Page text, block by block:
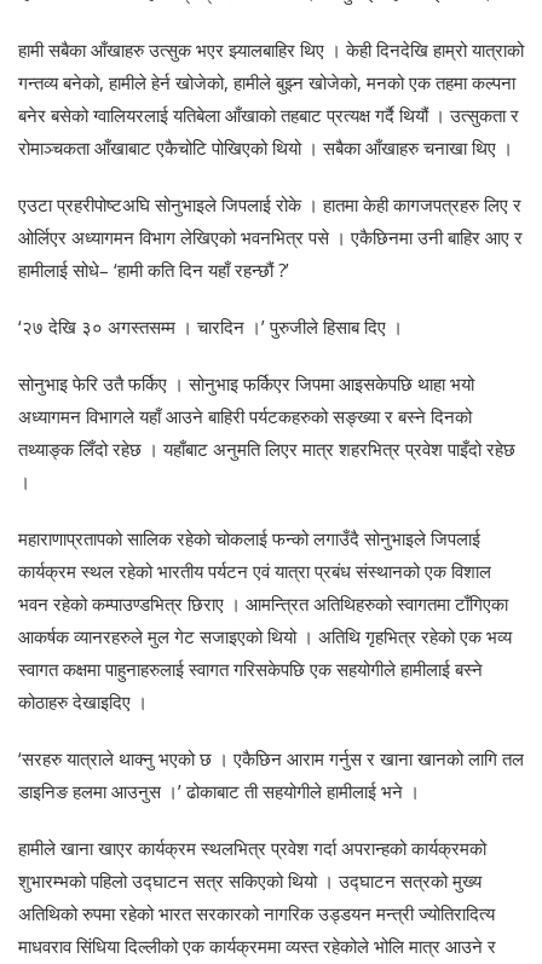
हामी सबैका आँखाहरु उत्सुक भएर झ्यालबाहिर थिए । केही दिनदेखि हाम्रो यात्राको
गन्तव्य बनेको, हामीले हेर्न खोजेको, हामीले बुझ्न खोजेको, मनको एक तहमा कल्पना
बनेर बसेको ग्वालियरलाई यतिबेला आँखाको तहबाट प्रत्यक्ष गर्दै थियौं । उत्सुकता र
रोमाञ्चकता आँखाबाट एकैचोटि पोखिएको थियो । सबैका आँखाहरु चनाखा थिए ।
एउटा प्रहरीपोष्टअघि सोनुभाइले जिपलाई रोके । हातमा केही कागजपत्रहरु लिए र
ओर्लिएर अध्यागमन विभाग लेखिएको भवनभित्र पसे । एकैछिनमा उनी बाहिर आए र
हामीलाई सोधे– ‘हामी कति दिन यहाँ रहन्छौं ?’
‘२७ देखि ३० अगस्तसम्म । चारदिन ।’ पुरुजीले हिसाब दिए ।
सोनुभाइ फेरि उतै फर्किए । सोनुभाइ फर्किएर जिपमा आइसकेपछि थाहा भयो
अध्यागमन विभागले यहाँ आउने बाहिरी पर्यटकहरुको सङ्ख्या र बस्ने दिनको
तथ्याङ्क लिँदो रहेछ । यहाँबाट अनुमति लिएर मात्र शहरभित्र प्रवेश पाइँदो रहेछ
।
महाराणाप्रतापको सालिक रहेको चोकलाई फन्को लगाउँदै सोनुभाइले जिपलाई
कार्यक्रम स्थल रहेको भारतीय पर्यटन एवं यात्रा प्रबंध संस्थानको एक विशाल
भवन रहेको कम्पाउण्डभित्र छिराए । आमन्त्रित अतिथिहरुको स्वागतमा टाँगिएका
आकर्षक व्यानरहरुले मुल गेट सजाइएको थियो । अतिथि गृहभित्र रहेको एक भव्य
स्वागत कक्षमा पाहुनाहरुलाई स्वागत गरिसकेपछि एक सहयोगीले हामीलाई बस्ने
कोठाहरु देखाइदिए ।
‘सरहरु यात्राले थाक्नु भएको छ । एकैछिन आराम गर्नुस र खाना खानको लागि तल
डाइनिङ हलमा आउनुस ।’ ढोकाबाट ती सहयोगीले हामीलाई भने ।
हामीले खाना खाएर कार्यक्रम स्थलभित्र प्रवेश गर्दा अपरान्हको कार्यक्रमको
शुभारम्भको पहिलो उद्घाटन सत्र सकिएको थियो । उद्घाटन सत्रको मुख्य
अतिथिको रुपमा रहेको भारत सरकारको नागरिक उड्डयन मन्त्री ज्योतिरादित्य
माधवराव सिंधिया दिल्लीको एक कार्यक्रममा व्यस्त रहेकोले भोलि मात्र आउने र